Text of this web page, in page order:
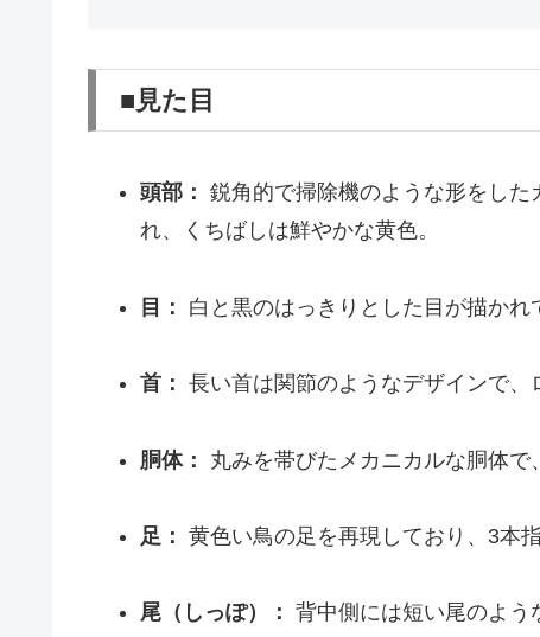
■見た目
頭部： 鋭角的で掃除機のような形をし
れ、くちばしは鮮やかな黄色。
目： 白と黒のはっきりとした目が描かれ
首： 長い首は関節のようなデザインで、
胴体： 丸みを帯びたメカニカルな胴体で
足： 黄色い鳥の足を再現しており、3本指
尾（しっぽ）： 背中側には短い尾のよう